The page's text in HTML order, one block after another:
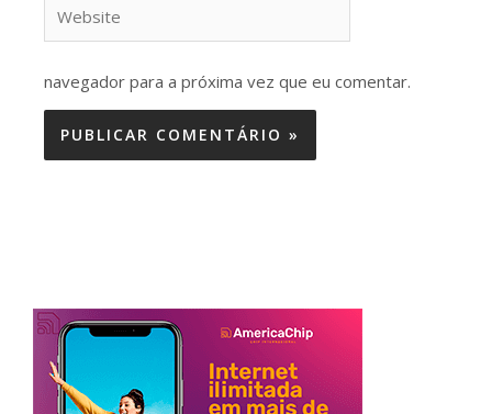
navegador para a próxima vez que eu comentar.